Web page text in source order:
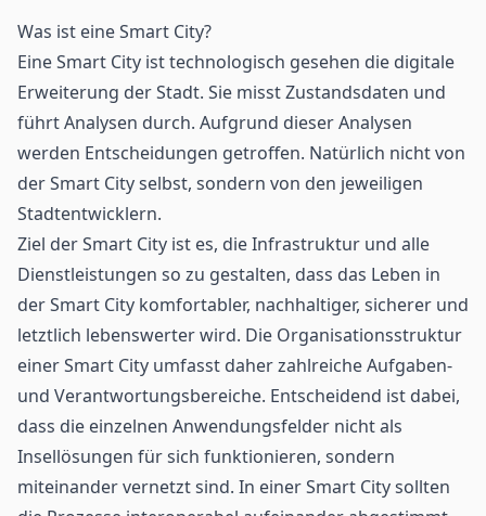
Was ist eine Smart City?
Eine Smart City ist technologisch gesehen die digitale
Erweiterung der Stadt. Sie misst Zustandsdaten und
führt Analysen durch. Aufgrund dieser Analysen
werden Entscheidungen getroffen. Natürlich nicht von
der Smart City selbst, sondern von den jeweiligen
Stadtentwicklern.
Ziel der Smart City ist es, die Infrastruktur und alle
Dienstleistungen so zu gestalten, dass das Leben in
der Smart City komfortabler, nachhaltiger, sicherer und
letztlich lebenswerter wird. Die Organisationsstruktur
einer Smart City umfasst daher zahlreiche Aufgaben-
und Verantwortungsbereiche. Entscheidend ist dabei,
dass die einzelnen Anwendungsfelder nicht als
Insellösungen für sich funktionieren, sondern
miteinander vernetzt sind. In einer Smart City sollten